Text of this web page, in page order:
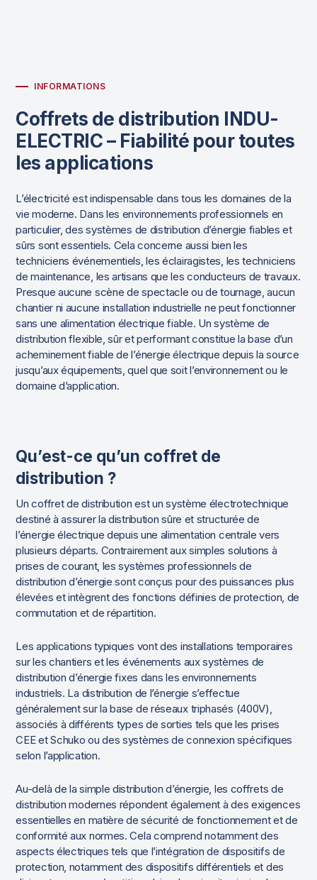
INFORMATIONS
Coffrets de distribution INDU-
ELECTRIC – Fiabilité pour toutes
les applications
L’électricité est indispensable dans tous les domaines de la
vie moderne. Dans les environnements professionnels en
particulier, des systèmes de distribution d’énergie fiables et
sûrs sont essentiels. Cela concerne aussi bien les
techniciens événementiels, les éclairagistes, les techniciens
de maintenance, les artisans que les conducteurs de travaux.
Presque aucune scène de spectacle ou de tournage, aucun
chantier ni aucune installation industrielle ne peut fonctionner
sans une alimentation électrique fiable. Un système de
distribution flexible, sûr et performant constitue la base d’un
acheminement fiable de l’énergie électrique depuis la source
jusqu’aux équipements, quel que soit l’environnement ou le
domaine d’application.
Qu’est-ce qu’un coffret de
distribution ?
Un coffret de distribution est un système électrotechnique
destiné à assurer la distribution sûre et structurée de
l’énergie électrique depuis une alimentation centrale vers
plusieurs départs. Contrairement aux simples solutions à
prises de courant, les systèmes professionnels de
distribution d’énergie sont conçus pour des puissances plus
élevées et intègrent des fonctions définies de protection, de
commutation et de répartition.
Les applications typiques vont des installations temporaires
sur les chantiers et les événements aux systèmes de
distribution d’énergie fixes dans les environnements
industriels. La distribution de l’énergie s’effectue
généralement sur la base de réseaux triphasés (400V),
associés à différents types de sorties tels que les prises
CEE et Schuko ou des systèmes de connexion spécifiques
selon l’application.
Au-delà de la simple distribution d’énergie, les coffrets de
distribution modernes répondent également à des exigences
essentielles en matière de sécurité de fonctionnement et de
conformité aux normes. Cela comprend notamment des
aspects électriques tels que l’intégration de dispositifs de
protection, notamment des dispositifs différentiels et des